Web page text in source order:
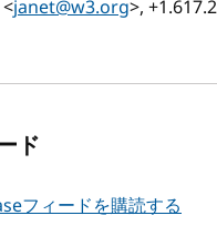
janet@w3.org>,
ド
フィードを購読する